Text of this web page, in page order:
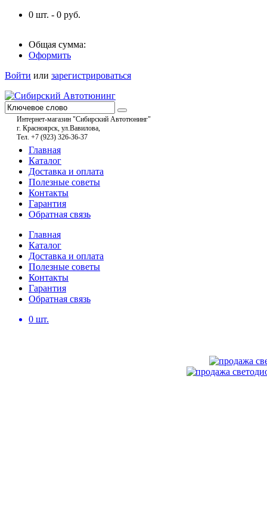
0 шт. - 0 руб.
Общая сумма:
Оформить
Войти или зарегистрироваться
Интернет-магазин "Сибирский Автотюнинг"
г. Красноярск, ул.Вавилова,
Тел. +7 (923) 326-36-37
Главная
Каталог
Доставка и оплата
Полезные советы
Контакты
Гарантия
Обратная связь
Главная
Каталог
Доставка и оплата
Полезные советы
Контакты
Гарантия
Обратная связь
0 шт.